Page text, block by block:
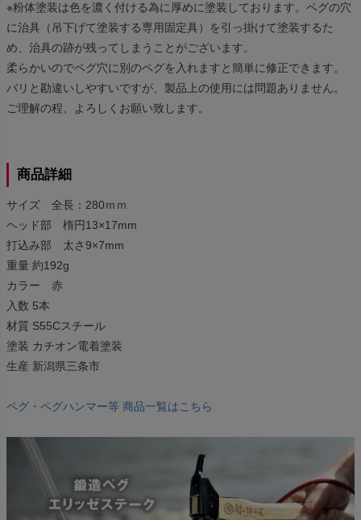
※粉体塗装は色を濃く付ける為に厚めに塗装しております。ペグの穴
に治具（吊下げて塗装する専用固定具）を引っ掛けて塗装するた
め、治具の跡が残ってしまうことがございます。
柔らかいのでペグ穴に別のペグを入れますと簡単に修正できます。
バリと勘違いしやすいですが、製品上の使用には問題ありません。
ご理解の程、よろしくお願い致します。
商品詳細
サイズ 全長：280ｍｍ
ヘッド部 楕円13×17mm
打込み部 太さ9×7mm
重量 約192g
カラー 赤
入数 5本
材質 S55Cスチール
塗装 カチオン電着塗装
生産 新潟県三条市
ペグ・ペグハンマー等 商品一覧はこちら